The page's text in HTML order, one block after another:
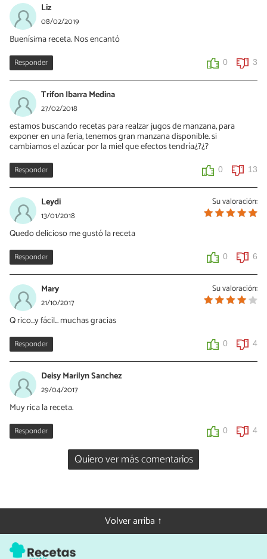
Liz
08/02/2019
Buenísima receta. Nos encantó
Responder 0 3
Trifon Ibarra Medina
27/02/2018
estamos buscando recetas para realzar jugos de manzana, para
exponer en una feria, tenemos gran manzana disponible. si
cambiamos el azúcar por la miel que efectos tendría¿?¿?
Responder 0 13
Su valoración:
Leydi
13/01/2018
Quedo delicioso me gustó la receta
Responder 0 6
Su valoración:
Mary
21/10/2017
Q rico...y fácil... muchas gracias
Responder 0 4
Deisy Marilyn Sanchez
29/04/2017
Muy rica la receta.
Responder 0 4
Quiero ver más comentarios
Volver arriba ↑